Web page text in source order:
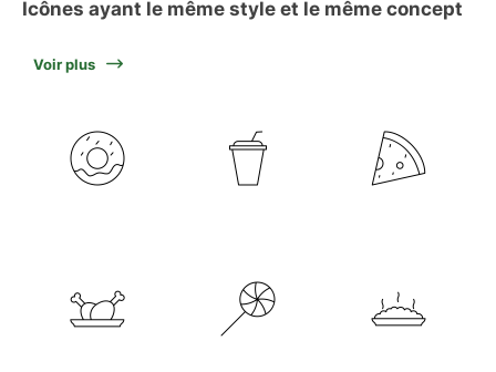
Icônes ayant le même style et le même concept
Voir plus